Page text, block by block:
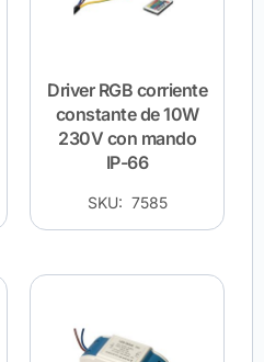
Driver RGB corriente
constante de 10W
230V con mando
IP-66
SKU: 7585